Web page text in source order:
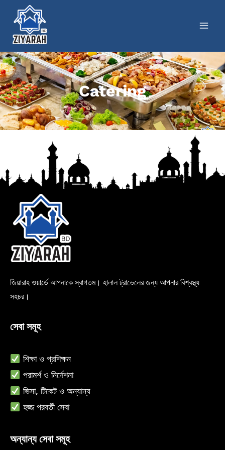
Catering
জিয়ারাহ ওয়ার্ল্ডে আপনাকে স্বাগতম। হালাল ট্রাভেলের জন্য আপনার বিশ্বস্থ্য
সহচর।
সেবা সমূহ
শিক্ষা ও প্রশিক্ষন
পরামর্শ ও নির্দেশনা
ভিসা, টিকেট ও অন্যান্য
হজ্জ পরবর্তী সেবা
অন্যান্য সেবা সমূহ